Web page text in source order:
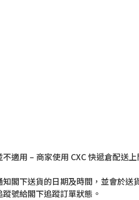
適用 – 商家使用 CXC 快遞倉配送
閣下送貨的日期及時間，並會於送
號給閣下追蹤訂單狀態。